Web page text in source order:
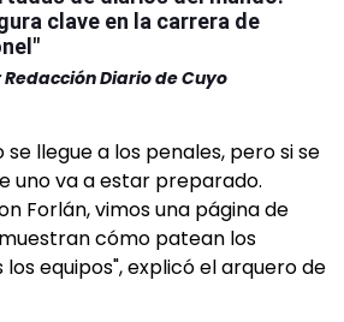
clave en la carrera de
Redacción Diario de Cuyo
se llegue a los penales, pero si se
uno va a estar preparado.
Forlán, vimos una página de
cómo patean los
equipos", explicó el arquero de